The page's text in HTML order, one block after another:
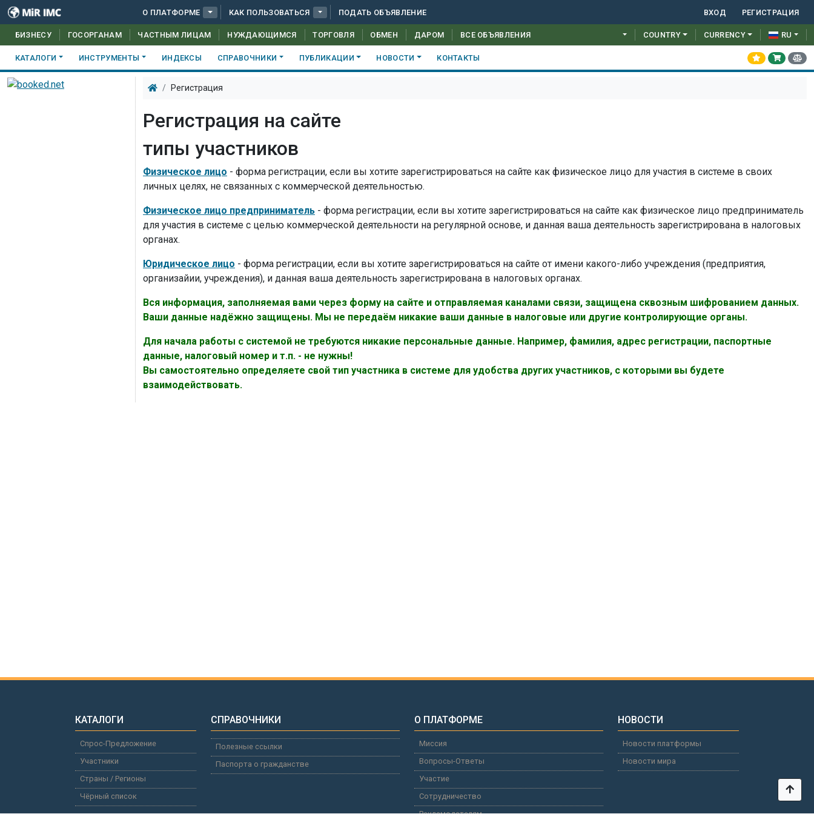
О ПЛАТФОРМЕ КАК ПОЛЬЗОВАТЬСЯ ПОДАТЬ ОБЪЯВЛЕНИЕ ВХОД РЕГИСТРАЦИЯ
БИЗНЕСУ ГОСОРГАНАМ ЧАСТНЫМ ЛИЦАМ НУЖДАЮЩИМСЯ ТОРГОВЛЯ ОБМЕН ДАРОМ ВСЕ ОБЪЯВЛЕНИЯ COUNTRY CURRENCY RU
КАТАЛОГИ ИНСТРУМЕНТЫ ИНДЕКСЫ СПРАВОЧНИКИ ПУБЛИКАЦИИ НОВОСТИ КОНТАКТЫ
Регистрация
Регистрация на сайте
типы участников
Физическое лицо - форма регистрации, если вы хотите зарегистрироваться на сайте как физическое лицо для участия в системе в своих
личных целях, не связанных с коммерческой деятельностью.
Физическое лицо предприниматель - форма регистрации, если вы хотите зарегистрироваться на сайте как физическое лицо предприниматель
для участия в системе с целью коммерческой деятельности на регулярной основе, и данная ваша деятельность зарегистрирована в налоговых
органах.
Юридическое лицо - форма регистрации, если вы хотите зарегистрироваться на сайте от имени какого-либо учреждения (предприятия,
организайии, учреждения), и данная ваша деятельность зарегистрирована в налоговых органах.
Вся информация, заполняемая вами через форму на сайте и отправляемая каналами связи, защищена сквозным шифрованием данных.
Ваши данные надёжно защищены. Мы не передаём никакие ваши данные в налоговые или другие контролирующие органы.
Для начала работы с системой не требуются никакие персональные данные. Например, фамилия, адрес регистрации, паспортные
данные, налоговый номер и т.п. - не нужны!
Вы самостоятельно определяете свой тип участника в системе для удобства других участников, с которыми вы будете
взаимодействовать.
КАТАЛОГИ
Спрос-Предложение
Участники
Страны / Регионы
Чёрный список
СПРАВОЧНИКИ
Полезные ссылки
Паспорта о гражданстве
О ПЛАТФОРМЕ
Миссия
Вопросы-Ответы
Участие
Сотрудничество
НОВОСТИ
Новости платформы
Новости мира